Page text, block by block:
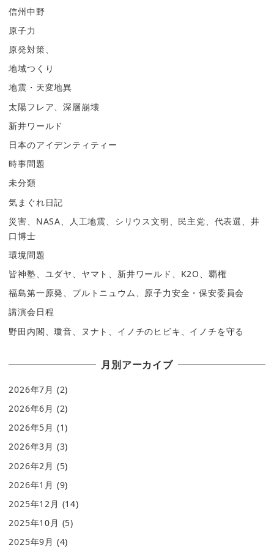
信州中野
原子力
原発対策、
地域つくり
地震・天変地異
太陽フレア、深層崩壊
新井ワールド
日本のアイデンティティー
時事問題
未分類
気まぐれ日記
災害、NASA、人工地震、シリウス文明、民主党、代表選、井
口博士
環境問題
皆神塾、ユダヤ、ヤマト、新井ワールド、K2O、覇権
福島第一原発、プルトニュウム、原子力安全・保安委員会
講演会日程
野田内閣、瓊音、ヌナト、イノチのヒビキ、イノチを守る
月別アーカイブ
2026年7月 (2)
2026年6月 (2)
2026年5月 (1)
2026年3月 (3)
2026年2月 (5)
2026年1月 (9)
2025年12月 (14)
2025年10月 (5)
2025年9月 (4)